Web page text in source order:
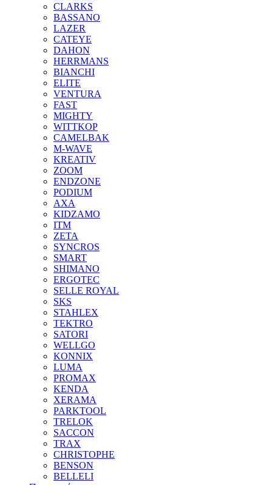
CLARKS
BASSANO
LAZER
CATEYE
DAHON
HERRMANS
BIANCHI
ELITE
VENTURA
FAST
MIGHTY
WITTKOP
CAMELBAK
M-WAVE
KREATIV
ZOOM
ENDZONE
PODIUM
AXA
KIDZAMO
ITM
ZETA
SYNCROS
SMART
SHIMANO
ERGOTEC
SELLE ROYAL
SKS
STAHLEX
TEKTRO
SATORI
WELLGO
KONNIX
LUMA
PROMAX
KENDA
XERAMA
PARKTOOL
TRELOK
SACCON
TRAX
CHRISTOPHE
BENSON
BELLELI